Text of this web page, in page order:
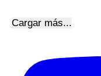
Cargar más...